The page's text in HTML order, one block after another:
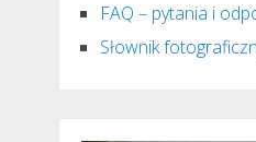
FAQ – pytania i
Słownik